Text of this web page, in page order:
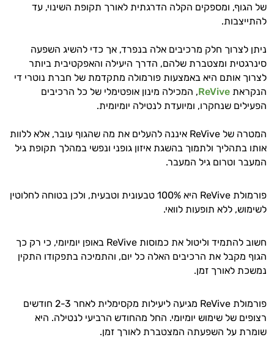
של הגוף, ומספקים הקלה הדרגתית לאורך תקופת השינוי, עד
להתייצבות.
ניתן לצרוך חלק מרכיבים אלה בנפרד, אך כדי להשיג השפעה
סינרגטית ומצטברת שלהם, הדרך היעילה והאפקטיבית ביותר
לצרוך אותם היא באמצעות פורמולה מתקדמת של חברת נוטרי די
הנקראת ReVive, המכילה מינון אופטימלי של כל הרכיבים
הפעילים שנחקרו, ומיועדת לנטילה יומיומית.
המטרה של ReVive איננה להעלים את מה שהגוף עובר, אלא ללוות
אותו בתהליך ולתמוך בהשגת איזון גופני ונפשי במהלך תקופת גיל
המעבר וטרום גיל המעבר.
פורמולת ReVive היא 100% טבעונית וטבעית, ולכן בטוחה לחלוטין
לשימוש, ללא תופעות לוואי.
חשוב להתמיד וליטול את כמוסות ReVive באופן יומיומי, כי רק כך
הגוף מקבל את הרכיבים האלה כל יום, והתמיכה בתפקודו התקין
נמשכת לאורך זמן.
פורמולת ReVive מגיעה ליעילות מקסימלית לאחר 2-3 חודשים
רצופים של שימוש יומיומי. החל מהחודש הרביעי לנטילה. היא
שומרת על השפעתה המצטברת לאורך זמן.